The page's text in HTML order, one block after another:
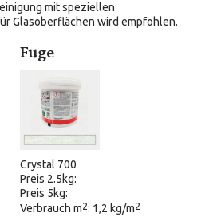
mit speziellen
Glasoberflächen wird empfohlen.
Fuge
Crystal 700
Preis 2.5kg:
Preis 5kg:
Verbrauch m2: 1,2 kg/m2